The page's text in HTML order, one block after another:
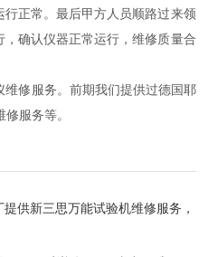
正常。最后甲方人员顺路过来领
确认仪器正常运行，维修质量合
修服务。前期我们提供过德国耶
服务等。
供新三思万能试验机维修服务，